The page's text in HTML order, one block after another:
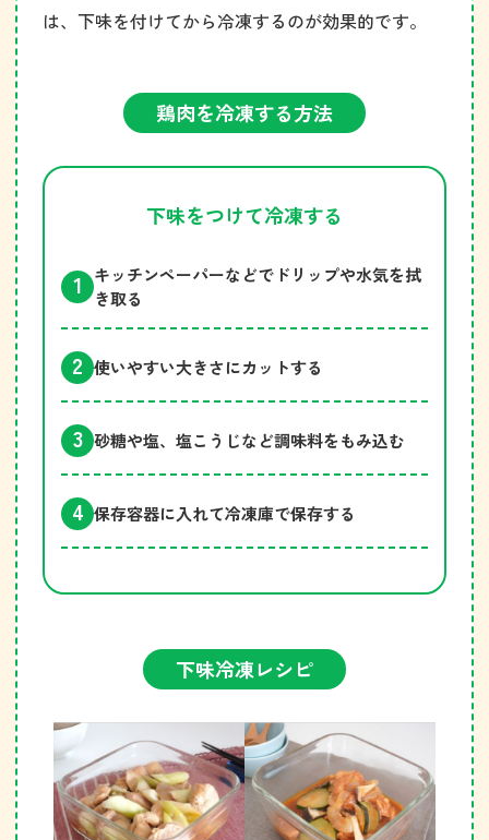
は、下味を付けてから冷凍するのが効果的です。
鶏肉を冷凍する方法
下味をつけて冷凍する
キッチンペーパーなどでドリップや水気を拭
き取る
使いやすい大きさにカットする
砂糖や塩、塩こうじなど調味料をもみ込む
保存容器に入れて冷凍庫で保存する
下味冷凍レシピ